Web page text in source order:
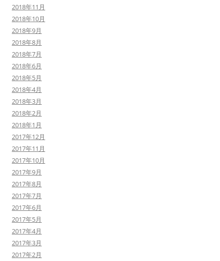
2018年11月
2018年10月
2018年9月
2018年8月
2018年7月
2018年6月
2018年5月
2018年4月
2018年3月
2018年2月
2018年1月
2017年12月
2017年11月
2017年10月
2017年9月
2017年8月
2017年7月
2017年6月
2017年5月
2017年4月
2017年3月
2017年2月